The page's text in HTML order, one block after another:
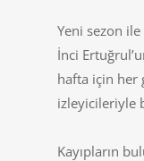
Yeni sezon
İnci
hafta için her
izleyicileriyle
Kayıpların